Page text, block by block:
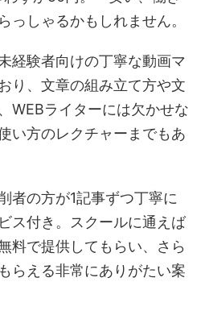
っしゃるかもしれません。
経験者向けの丁寧な動画マ
り、文章の組み立て方や文
WEBライターには欠かせな
い方のレクチャーまでもあ
者の方が1記事ずつ丁寧に
ス付き。スクールに通えば
料で提供してもらい、さら
らえる非常にありがたい案